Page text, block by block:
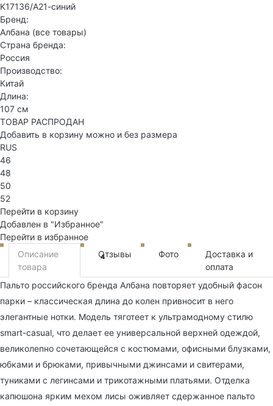
K17136/А21-синий
Бренд:
Албана (все товары)
Страна бренда:
Россия
Производство:
Китай
Длина:
107 см
ТОВАР РАСПРОДАН
Добавить в корзину можно и без размера
RUS
46
48
50
52
Перейти в корзину
Добавлен в "Избранное"
Перейти в избранное
Описание
товара
Отзывы
4 Фото
Доставка и
оплата
Пальто российского бренда Албана повторяет удобный фасон
парки – классическая длина до колен привносит в него
элегантные нотки. Модель тяготеет к ультрамодному стилю
smart-casual, что делает ее универсальной верхней одеждой,
великолепно сочетающейся с костюмами, офисными блузками,
юбками и брюками, привычными джинсами и свитерами,
туниками с легинсами и трикотажными платьями. Отделка
капюшона ярким мехом лисы оживляет сдержанное пальто